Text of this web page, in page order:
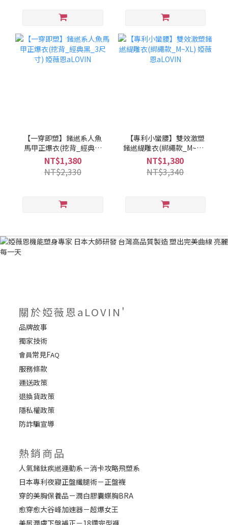
【一穿即塑】鍺繎系人魚
馬甲正爆衣(挖背_經典黑
_3尺寸) 婭薇恩aLOVIN
NT$1,380
NT$2,330
【專利小蠻腰】雙效激塑
鍺繎緹雕衣(綁繩款_M~XL)
婭薇恩aLOVIN
NT$1,380
NT$3,340
關於婭薇恩aLOVIN'
品牌故事
獨家技術
會員常見FAQ
服務條款
運送政策
退換貨政策
隱私權政策
防詐騙宣導
熱銷商品
人氣鍺鈦疾繎運動系－消卡攻略飛塑系
日本專利夜寢正盤纖腿術－正盤襪
穿的美胸保養品－潤白膠囊蝶胸BRA
愈穿愈大谷峰加速器－超爆女王
美尻潤膚下盤補正－18鑽完型褲